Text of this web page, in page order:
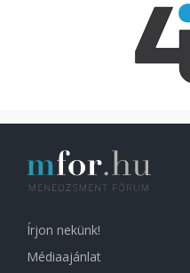
Írjon nekünk!
Médiaajánlat